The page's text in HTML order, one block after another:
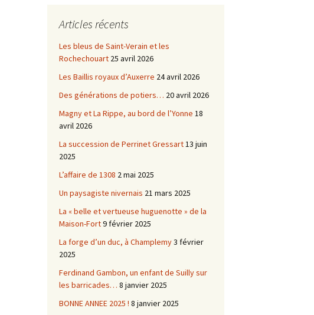
Châtellenie d’Etais
Châtellenies de Corvol et
Billy
Châtellenie de Chatel-
Articles récents
Les bleus de Saint-Verain et les
Rochechouart 25 avril 2026
Les Baillis royaux d’Auxerre 24 avril 2026
Des générations de potiers… 20 avril 2026
Magny et La Rippe, au bord de l’Yonne 18
avril 2026
La succession de Perrinet Gressart13 juin
2025
L’affaire de 1308 2 mai 2025
Un paysagiste nivernais 21 mars 2025
La « belle et vertueuse huguenotte » de la
Maison-Fort9 février 2025
La forge d’un duc, à Champlemy3 février
2025
Ferdinand Gambon, un enfant de Suilly sur
les barricades… 8 janvier 2025
BONNE ANNEE 2025 ! 8 janvier 2025